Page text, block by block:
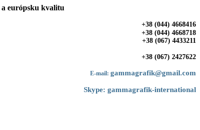
a európsku kvalitu
+38 (044) 4668416
+38 (044) 4668718
+38 (067) 4433211
+38 (067) 2427622
E-mail: gammagrafik@gmail.com
Skype: gammagrafik-international